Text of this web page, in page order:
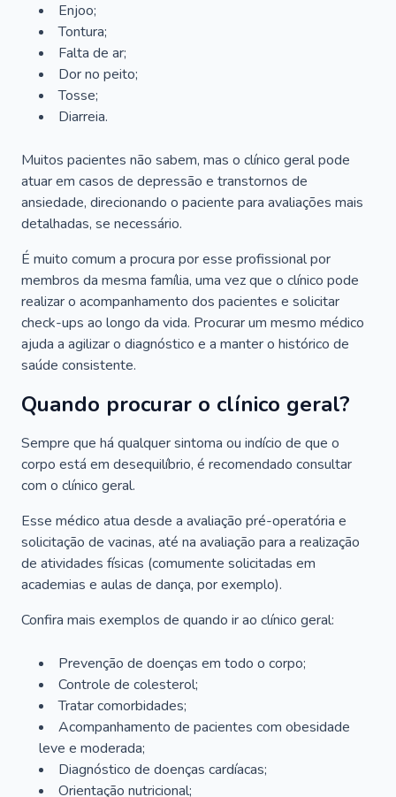
Enjoo;
Tontura;
Falta de ar;
Dor no peito;
Tosse;
Diarreia.
Muitos pacientes não sabem, mas o clínico geral pode
atuar em casos de depressão e transtornos de
ansiedade, direcionando o paciente para avaliações mais
detalhadas, se necessário.
É muito comum a procura por esse profissional por
membros da mesma família, uma vez que o clínico pode
realizar o acompanhamento dos pacientes e solicitar
check-ups ao longo da vida. Procurar um mesmo médico
ajuda a agilizar o diagnóstico e a manter o histórico de
saúde consistente.
Quando procurar o clínico geral?
Sempre que há qualquer sintoma ou indício de que o
corpo está em desequilíbrio, é recomendado consultar
com o clínico geral.
Esse médico atua desde a avaliação pré-operatória e
solicitação de vacinas, até na avaliação para a realização
de atividades físicas (comumente solicitadas em
academias e aulas de dança, por exemplo).
Confira mais exemplos de quando ir ao clínico geral:
Prevenção de doenças em todo o corpo;
Controle de colesterol;
Tratar comorbidades;
Acompanhamento de pacientes com obesidade
leve e moderada;
Diagnóstico de doenças cardíacas;
Orientação nutricional;